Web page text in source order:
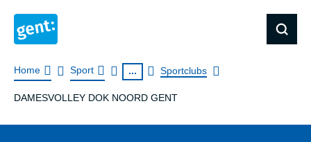
Kruimelpad
Home Sport ... Sportclubs
DAMESVOLLEY DOK NOORD GENT